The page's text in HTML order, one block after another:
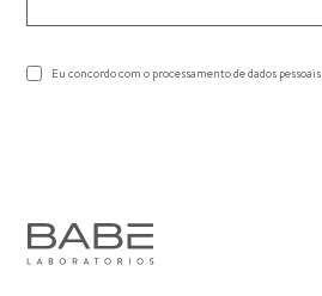
Eu concordo com o processamento de dados pessoais